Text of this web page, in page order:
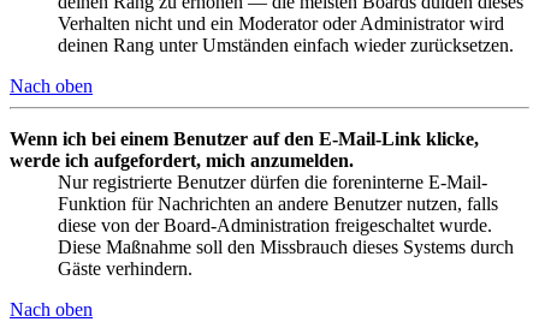
Verhalten nicht und ein Moderator oder Administrator wird
deinen Rang unter Umständen einfach wieder zurücksetzen.
Nach oben
Wenn ich bei einem Benutzer auf den E-Mail-Link klicke,
werde ich aufgefordert, mich anzumelden.
Nur registrierte Benutzer dürfen die foreninterne E-Mail-
Funktion für Nachrichten an andere Benutzer nutzen, falls
diese von der Board-Administration freigeschaltet wurde.
Diese Maßnahme soll den Missbrauch dieses Systems durch
Gäste verhindern.
Nach oben